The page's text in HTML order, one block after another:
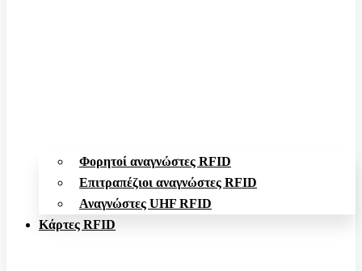
Φορητοί αναγνώστες RFID
Επιτραπέζιοι αναγνώστες RFID
Αναγνώστες UHF RFID
Κάρτες RFID